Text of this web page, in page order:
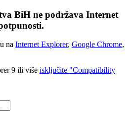
BiH ne podržava Internet
na Internet Explorer, Google Chrome,
9 ili više isključite "Compatibility